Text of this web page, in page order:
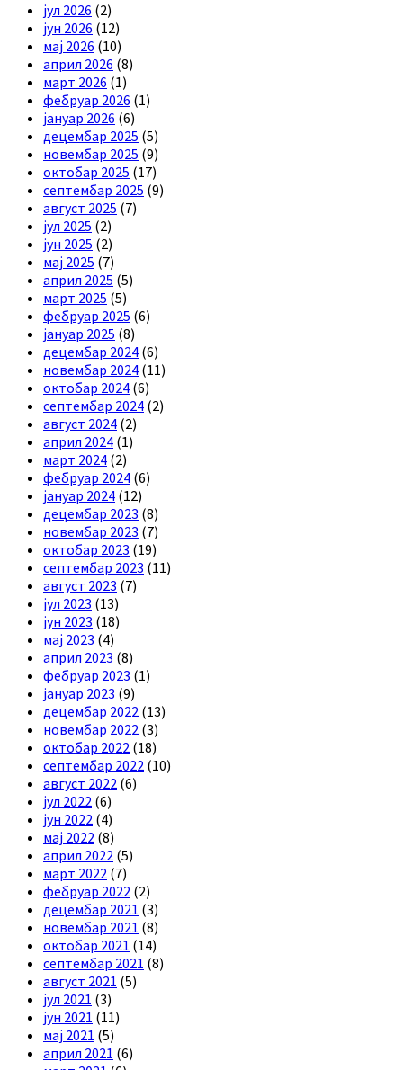
јул 2026 (2)
јун 2026 (12)
мај 2026 (10)
април 2026 (8)
март 2026 (1)
фебруар 2026 (1)
јануар 2026 (6)
децембар 2025 (5)
новембар 2025 (9)
октобар 2025 (17)
септембар 2025 (9)
август 2025 (7)
јул 2025 (2)
јун 2025 (2)
мај 2025 (7)
април 2025 (5)
март 2025 (5)
фебруар 2025 (6)
јануар 2025 (8)
децембар 2024 (6)
новембар 2024 (11)
октобар 2024 (6)
септембар 2024 (2)
август 2024 (2)
април 2024 (1)
март 2024 (2)
фебруар 2024 (6)
јануар 2024 (12)
децембар 2023 (8)
новембар 2023 (7)
октобар 2023 (19)
септембар 2023 (11)
август 2023 (7)
јул 2023 (13)
јун 2023 (18)
мај 2023 (4)
април 2023 (8)
фебруар 2023 (1)
јануар 2023 (9)
децембар 2022 (13)
новембар 2022 (3)
октобар 2022 (18)
септембар 2022 (10)
август 2022 (6)
јул 2022 (6)
јун 2022 (4)
мај 2022 (8)
април 2022 (5)
март 2022 (7)
фебруар 2022 (2)
децембар 2021 (3)
новембар 2021 (8)
октобар 2021 (14)
септембар 2021 (8)
август 2021 (5)
јул 2021 (3)
јун 2021 (11)
мај 2021 (5)
април 2021 (6)